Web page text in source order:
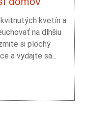
kvetín a
na dlhšiu
si plochý
a vydajte sa...